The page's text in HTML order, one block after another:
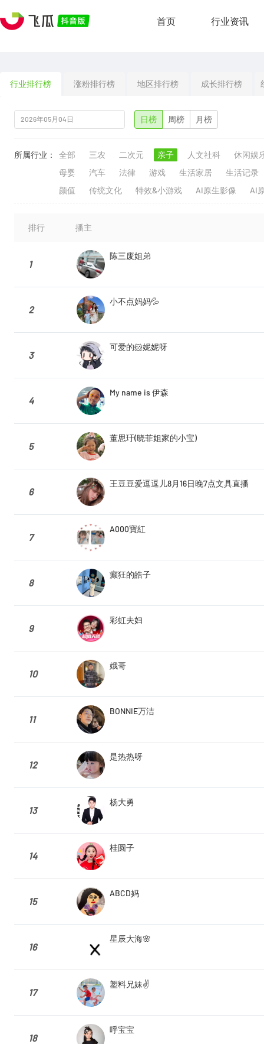
首页 行业资讯
行业排行榜 涨粉排行榜 地区排行榜 成长排行榜
日榜 周榜 月榜
所属行业： 全部 三农 二次元 亲子 人文社科
休闲娱
母婴
汽车 法律 游戏 生活家居
生活记录
颜值
传统文化 特效&小游戏 AI原生影像 AI
排行 播主
1
陈三废姐弟
2
小不点妈妈💦
3
可爱的🐹妮妮呀
4
My name is 伊森
5
董思玗(晓菲姐家的小宝)
6
王豆豆爱逗逗儿8月16日晚7点文具直播
7
A000寶紅
8
癫狂的皓子
9
彩虹夫妇
10
娥哥
11
BONNIE万洁
12
是热热呀
13
杨大勇
14
桂圆子
15
ABCD妈
16
星辰大海🌸
17
塑料兄妹✌️
18
呼宝宝